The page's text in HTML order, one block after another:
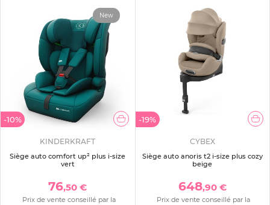
-10%
New
KINDERKRAFT
Siège auto comfort up² plus i-size
vert
76,50 €
Prix de vente conseillé par la
-19%
CYBEX
Siège auto anoris t2 i-size plus cozy
beige
648,90 €
Prix de vente conseillé par la